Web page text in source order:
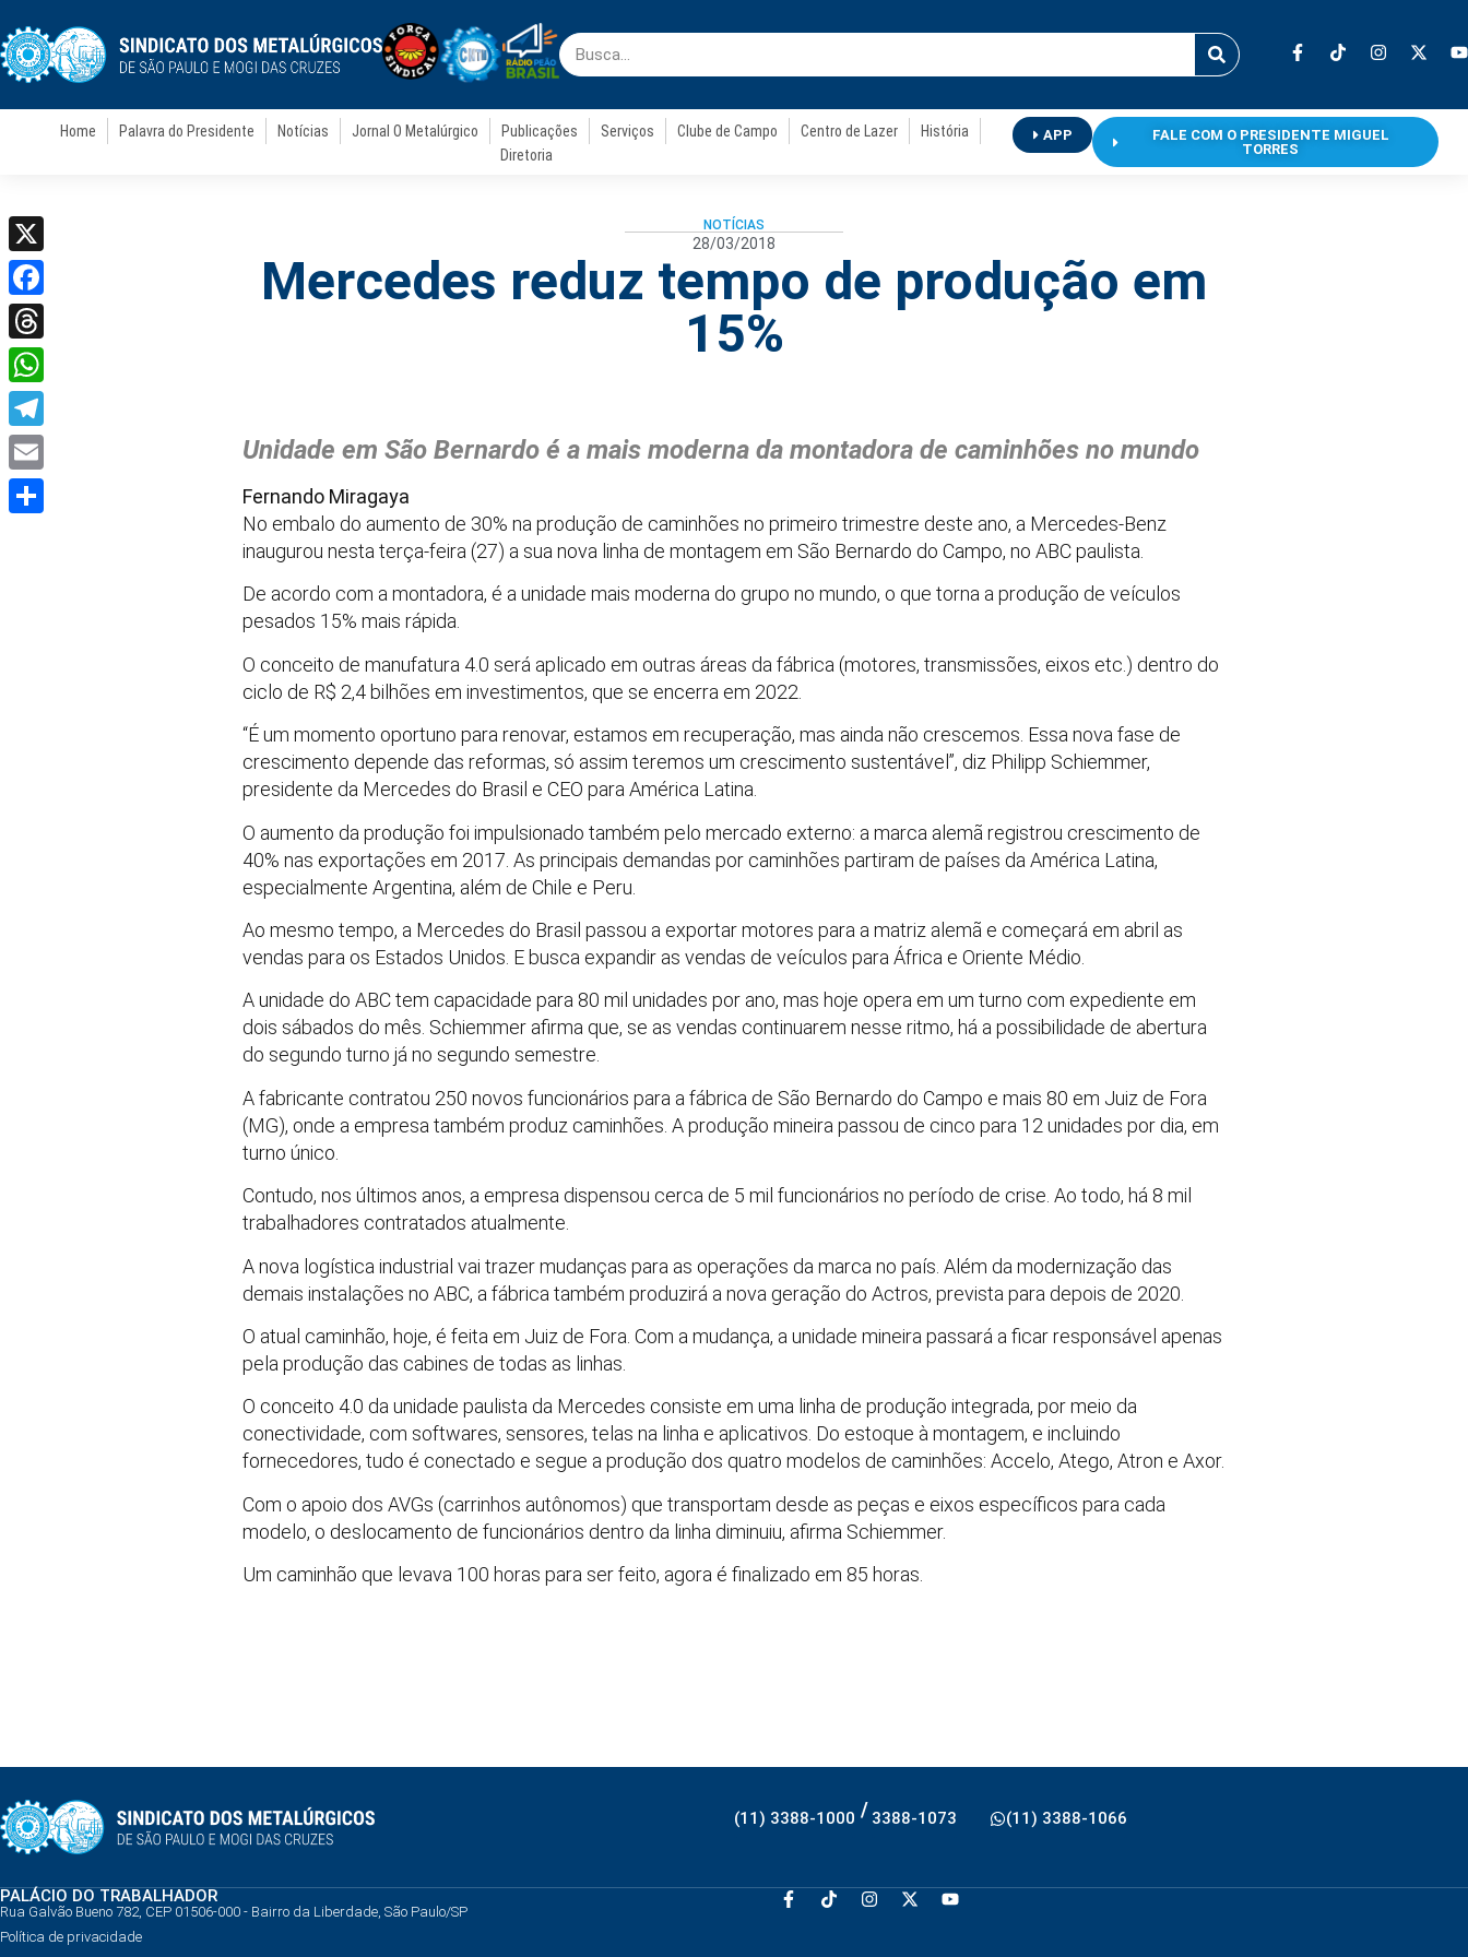
Home Palavra do Presidente Notícias Jornal O Metalúrgico Publicações Serviços Clube de Campo Centro de Lazer
História
Diretoria
APP
FALE COM O PRESIDENTE MIGUEL
TORRES
NOTÍCIAS
28/03/2018
Mercedes reduz tempo de produção em
15%
Unidade em São Bernardo é a mais moderna da montadora de caminhões no mundo
Fernando Miragaya
No embalo do aumento de 30% na produção de caminhões no primeiro trimestre deste ano, a Mercedes-Benz
inaugurou nesta terça-feira (27) a sua nova linha de montagem em São Bernardo do Campo, no ABC paulista.
De acordo com a montadora, é a unidade mais moderna do grupo no mundo, o que torna a produção de veículos
pesados 15% mais rápida.
O conceito de manufatura 4.0 será aplicado em outras áreas da fábrica (motores, transmissões, eixos etc.) dentro do
ciclo de R$ 2,4 bilhões em investimentos, que se encerra em 2022.
“É um momento oportuno para renovar, estamos em recuperação, mas ainda não crescemos. Essa nova fase de
crescimento depende das reformas, só assim teremos um crescimento sustentável”, diz Philipp Schiemmer,
presidente da Mercedes do Brasil e CEO para América Latina.
O aumento da produção foi impulsionado também pelo mercado externo: a marca alemã registrou crescimento de
40% nas exportações em 2017. As principais demandas por caminhões partiram de países da América Latina,
especialmente Argentina, além de Chile e Peru.
Ao mesmo tempo, a Mercedes do Brasil passou a exportar motores para a matriz alemã e começará em abril as
vendas para os Estados Unidos. E busca expandir as vendas de veículos para África e Oriente Médio.
A unidade do ABC tem capacidade para 80 mil unidades por ano, mas hoje opera em um turno com expediente em
dois sábados do mês. Schiemmer afirma que, se as vendas continuarem nesse ritmo, há a possibilidade de abertura
do segundo turno já no segundo semestre.
A fabricante contratou 250 novos funcionários para a fábrica de São Bernardo do Campo e mais 80 em Juiz de Fora
(MG), onde a empresa também produz caminhões. A produção mineira passou de cinco para 12 unidades por dia, em
turno único.
Contudo, nos últimos anos, a empresa dispensou cerca de 5 mil funcionários no período de crise. Ao todo, há 8 mil
trabalhadores contratados atualmente.
A nova logística industrial vai trazer mudanças para as operações da marca no país. Além da modernização das
demais instalações no ABC, a fábrica também produzirá a nova geração do Actros, prevista para depois de 2020.
O atual caminhão, hoje, é feita em Juiz de Fora. Com a mudança, a unidade mineira passará a ficar responsável apenas
pela produção das cabines de todas as linhas.
O conceito 4.0 da unidade paulista da Mercedes consiste em uma linha de produção integrada, por meio da
conectividade, com softwares, sensores, telas na linha e aplicativos. Do estoque à montagem, e incluindo
fornecedores, tudo é conectado e segue a produção dos quatro modelos de caminhões: Accelo, Atego, Atron e Axor.
Com o apoio dos AVGs (carrinhos autônomos) que transportam desde as peças e eixos específicos para cada
modelo, o deslocamento de funcionários dentro da linha diminuiu, afirma Schiemmer.
Um caminhão que levava 100 horas para ser feito, agora é finalizado em 85 horas.
(11) 3388-1000 / 3388-1073 (11) 3388-1066
PALÁCIO DO TRABALHADOR
Rua Galvão Bueno 782, CEP 01506-000 - Bairro da Liberdade, São Paulo/SP
Política de privacidade
X
Facebook
Threads
WhatsApp
Telegram
Email